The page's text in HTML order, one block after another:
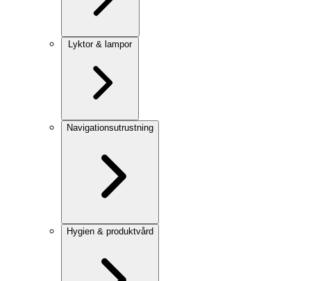
Lyktor & lampor
Navigationsutrustning
Hygien & produktvård